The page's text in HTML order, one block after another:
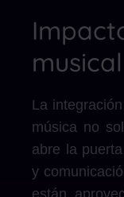
La
música no
abre la
y
están